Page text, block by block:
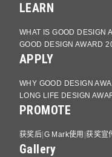
LEARN
WHAT IS GOOD DESIGN
GOOD DESIGN AWARD
APPLY
WHY GOOD DESIGN
LONG LIFE DESIGN
PROMOTE
获奖后 G Mark使用 获奖宣
Gallery